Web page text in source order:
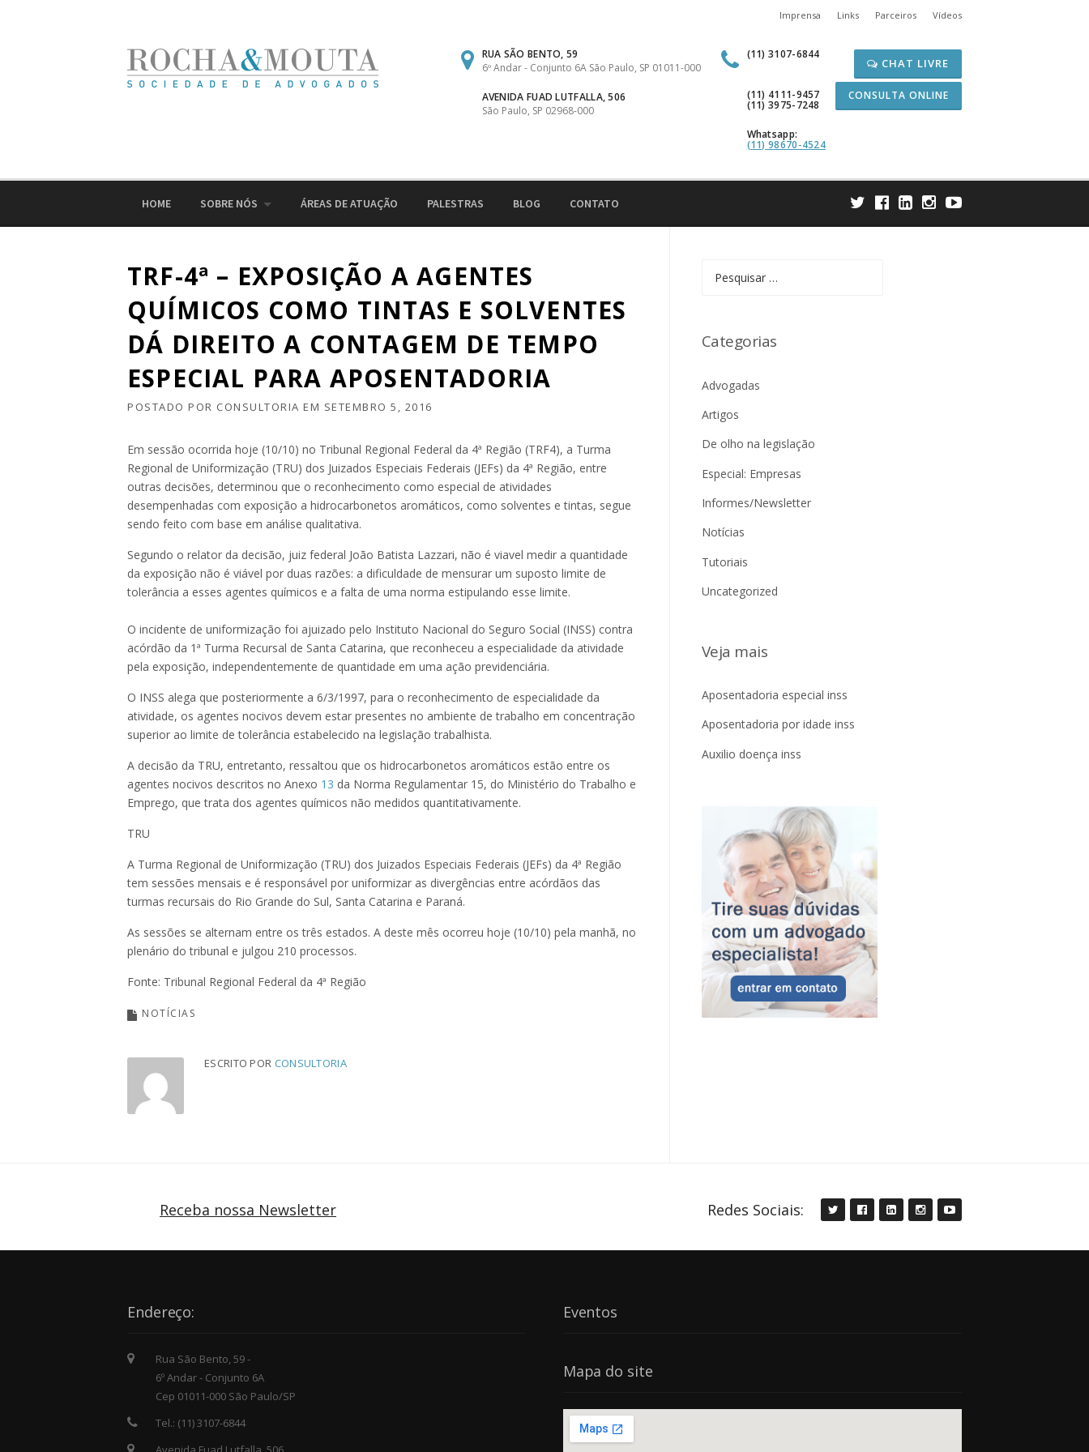
Imprensa Links Parceiros Vídeos
RUA SÃO BENTO, 59
6º Andar - Conjunto 6A São Paulo, SP 01011-000
AVENIDA FUAD LUTFALLA, 506
São Paulo, SP 02968-000
(11) 3107-6844
(11) 4111-9457
(11) 3975-7248
Whatsapp:
(11) 98670-4524
CHAT LIVRE
CONSULTA ONLINE
HOME SOBRE NÓS ÁREAS DE ATUAÇÃO PALESTRAS BLOG CONTATO
TRF-4ª – EXPOSIÇÃO A AGENTES
QUÍMICOS COMO TINTAS E SOLVENTES
DÁ DIREITO A CONTAGEM DE TEMPO
ESPECIAL PARA APOSENTADORIA
POSTADO POR CONSULTORIA EM SETEMBRO 5, 2016
Em sessão ocorrida hoje (10/10) no Tribunal Regional Federal da 4ª Região (TRF4), a Turma
Regional de Uniformização (TRU) dos Juizados Especiais Federais (JEFs) da 4ª Região, entre
outras decisões, determinou que o reconhecimento como especial de atividades
desempenhadas com exposição a hidrocarbonetos aromáticos, como solventes e tintas, segue
sendo feito com base em análise qualitativa.
Segundo o relator da decisão, juiz federal João Batista Lazzari, não é viavel medir a quantidade
da exposição não é viável por duas razões: a dificuldade de mensurar um suposto limite de
tolerância a esses agentes químicos e a falta de uma norma estipulando esse limite.
O incidente de uniformização foi ajuizado pelo Instituto Nacional do Seguro Social (INSS) contra
acórdão da 1ª Turma Recursal de Santa Catarina, que reconheceu a especialidade da atividade
pela exposição, independentemente de quantidade em uma ação previdenciária.
O INSS alega que posteriormente a 6/3/1997, para o reconhecimento de especialidade da
atividade, os agentes nocivos devem estar presentes no ambiente de trabalho em concentração
superior ao limite de tolerância estabelecido na legislação trabalhista.
A decisão da TRU, entretanto, ressaltou que os hidrocarbonetos aromáticos estão entre os
agentes nocivos descritos no Anexo 13 da Norma Regulamentar 15, do Ministério do Trabalho e
Emprego, que trata dos agentes químicos não medidos quantitativamente.
TRU
A Turma Regional de Uniformização (TRU) dos Juizados Especiais Federais (JEFs) da 4ª Região
tem sessões mensais e é responsável por uniformizar as divergências entre acórdãos das
turmas recursais do Rio Grande do Sul, Santa Catarina e Paraná.
As sessões se alternam entre os três estados. A deste mês ocorreu hoje (10/10) pela manhã, no
plenário do tribunal e julgou 210 processos.
Fonte: Tribunal Regional Federal da 4ª Região
NOTÍCIAS
ESCRITO POR CONSULTORIA
por:
Categorias
Advogadas
Artigos
De olho na legislação
Especial: Empresas
Informes/Newsletter
Notícias
Tutoriais
Uncategorized
Veja mais
Aposentadoria especial inss
Aposentadoria por idade inss
Auxilio doença inss
Receba nossa Newsletter Redes Sociais:
Endereço:
Rua São Bento, 59 -
6º Andar - Conjunto 6A
Cep 01011-000 São Paulo/SP
Tel.: (11) 3107-6844
Eventos
Mapa do site